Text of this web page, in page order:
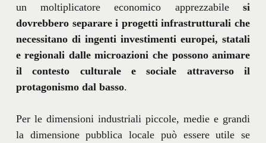
un moltiplicatore economico apprezzabilesi
dovrebbero separare i progetti infrastrutturali che
necessitano di ingenti investimenti europei, statali
e regionali dalle microazioni che possono animare
il contesto culturale e sociale attraverso il
protagonismo dal basso.
Per le dimensioni industriali piccole, medie e grandi
la dimensione pubblica locale può essere utile se